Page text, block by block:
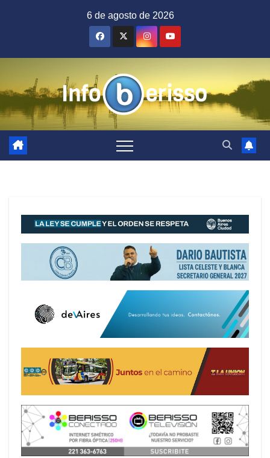
6 de agosto de 2026